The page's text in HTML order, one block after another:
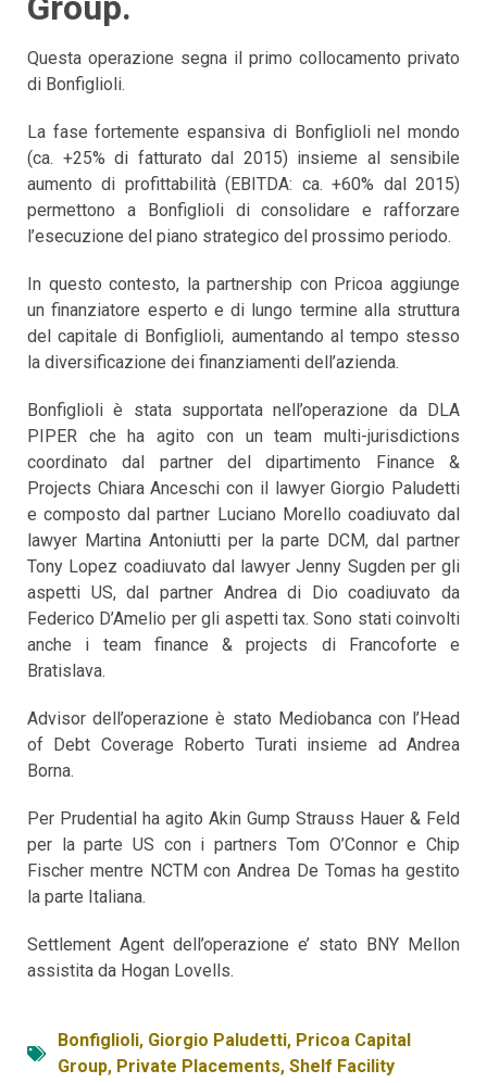
Questa operazione segna il primo collocamento privato
di Bonfiglioli.
La fase fortemente espansiva di Bonfiglioli nel mondo
(ca. +25% di fatturato dal 2015) insieme al sensibile
aumento di profittabilità (EBITDA: ca. +60% dal 2015)
permettono a Bonfiglioli di consolidare e rafforzare
l’esecuzione del piano strategico del prossimo periodo.
In questo contesto, la partnership con Pricoa aggiunge
un finanziatore esperto e di lungo termine alla struttura
del capitale di Bonfiglioli, aumentando al tempo stesso
la diversificazione dei finanziamenti dell’azienda.
Bonfiglioli è stata supportata nell’operazione da DLA
PIPER che ha agito con un team multi-jurisdictions
coordinato dal partner del dipartimento Finance &
Projects Chiara Anceschi con il lawyer Giorgio Paludetti
e composto dal partner Luciano Morello coadiuvato dal
lawyer Martina Antoniutti per la parte DCM, dal partner
Tony Lopez coadiuvato dal lawyer Jenny Sugden per gli
aspetti US, dal partner Andrea di Dio coadiuvato da
Federico D’Amelio per gli aspetti tax. Sono stati coinvolti
anche i team finance & projects di Francoforte e
Bratislava.
Advisor dell’operazione è stato Mediobanca con l’Head
of Debt Coverage Roberto Turati insieme ad Andrea
Borna.
Per Prudential ha agito Akin Gump Strauss Hauer & Feld
per la parte US con i partners Tom O’Connor e Chip
Fischer mentre NCTM con Andrea De Tomas ha gestito
la parte Italiana.
Settlement Agent dell’operazione e’ stato BNY Mellon
assistita da Hogan Lovells.
Bonfiglioli, Giorgio Paludetti, Pricoa Capital
Group, Private Placements, Shelf Facility